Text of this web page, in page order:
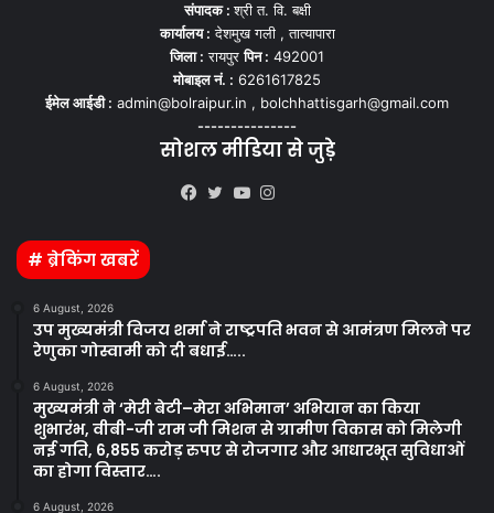
संपादक :श्री त. वि. बक्षी
कार्यालय : देशमुख गली , तात्यापारा
जिला : रायपुरपिन : 492001
मोबाइल नं. : 6261617825
ईमेल आईडी : admin@bolraipur.in , bolchhattisgarh@gmail.com
---------------
सोशल मीडिया से जुड़े
# ब्रेकिंग खबरें
6 August, 2026
उप मुख्यमंत्री विजय शर्मा ने राष्ट्रपति भवन से आमंत्रण मिलने पर
रेणुका गोस्वामी को दी बधाई…..
6 August, 2026
मुख्यमंत्री ने ‘मेरी बेटी–मेरा अभिमान’ अभियान का किया
शुभारंभ, वीबी-जी राम जी मिशन से ग्रामीण विकास को मिलेगी
नई गति, 6,855 करोड़ रुपए से रोजगार और आधारभूत सुविधाओं
का होगा विस्तार….
6 August, 2026